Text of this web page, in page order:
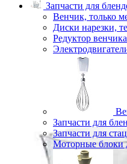
Запчасти для
Венчик, только
Диски нарезки,
Редуктор
Запчасти для
Запчасти для
Моторные блоки